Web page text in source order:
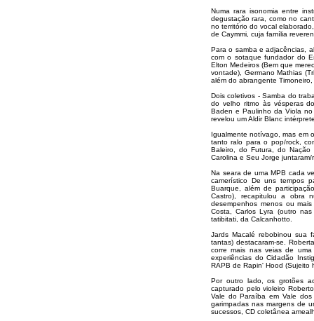
Numa rara isonomia entre
degustação rara, como no
no território do vocal
de Caymmi, cuja família
Para o samba e adjacências,
com o sotaque fundador do
Elton Medeiros (Bem que
vontade), Germano Mathias
além do abrangente
Dois coletivos - Samba do
do velho ritmo às vésperas
Baden e Paulinho da Viola
revelou um Aldir Blanc
Igualmente notívago, mas em
tanto ralo para o pop/rock,
Baleiro, do Futura, do
Carolina e Seu Jorge
Na seara de uma MPB cada
camerístico De uns tempos
Buarque, além de
Castro), recapitulou a obra
desempenhos menos ou
Costa, Carlos Lyra (outro
tatibitati, da Calcanhotto.
Jards Macalé rebobinou sua
tantas) destacaram-se.
corre mais nas veias de
experiências do Cidadão
RAPB de Rapin' Hood (Sujeito
Por outro lado, os grotões
capturado pelo violeiro
Vale do Paraíba em Vale
garimpadas nas margens de
sucessos, CD coletânea